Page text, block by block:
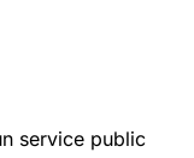
service public